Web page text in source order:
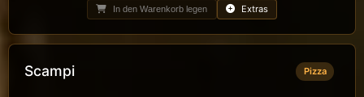
In den Warenkorb legen Extras
Scampi Pizza